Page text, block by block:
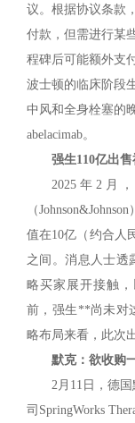
议。根据协议条款
付款，但需进行某
程碑后可能额外支
波士顿的临床阶段
中风和全身栓塞的
abelacimab。
强生110亿出
2025年2月
（
值在10亿（约合人
之间。消息人士透
略买家展开接触，
前，强生**尚未对
略布局来看，此次
默克：欲收购
2月11日，德
司SpringWorks